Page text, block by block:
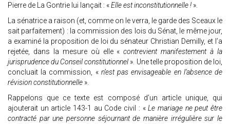
Pierre de La Gontrie lui lançait : «Elle est inconstitutionnelle ! ».
La sénatrice a raison (et, comme on le verra, le garde des Sceaux le
sait parfaitement) : la commission des lois du Sénat, le même jour,
a examiné la proposition de loi du sénateur Christian Demilly, et l’a
rejetée, dans la mesure où elle « contrevient manifestement à la
jurisprudence du Conseil constitutionnel ». Une telle proposition de loi,
concluait la commission, «n’est pas envisageable en l’absence de
révision constitutionnelle ».
Rappelons que ce texte est composé d’un article unique, qui
ajouterait un article 143-1 au Code civil : «Le mariage ne peut être
contracté par une personne séjournant de manière irrégulière sur le